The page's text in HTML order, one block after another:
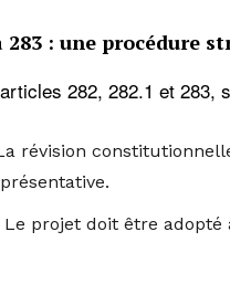
283 : une procédure
282, 282.1 et 283,
révision
Le projet doit être